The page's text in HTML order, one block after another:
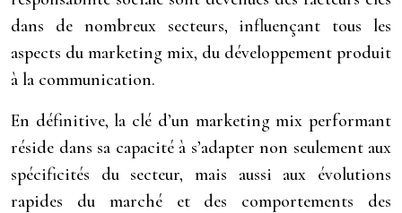
dans de nombreux secteurs, influençant tous les
aspects du marketing mix, du développement produit
à la communication.
En définitive, la clé d’un marketing mix performant
réside dans sa capacité à s’adapter non seulement aux
spécificités du secteur, mais aussi aux évolutions
rapides du marché et des comportements des